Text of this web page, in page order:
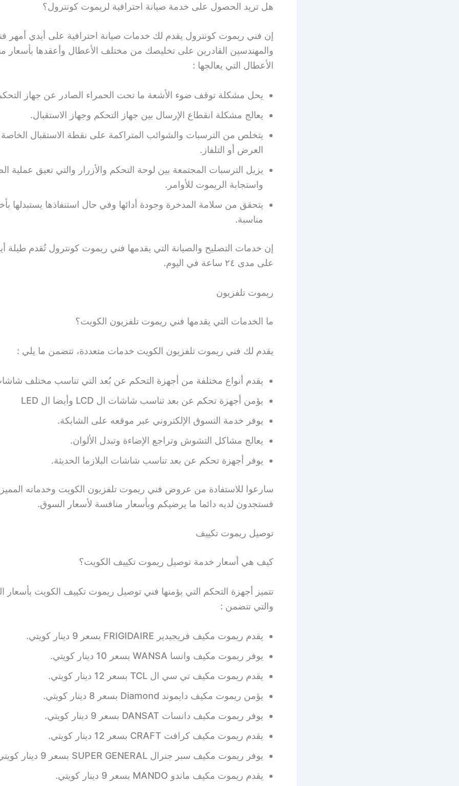
هل تريد الحصول على خدمة صيانة احترافية لريموت كونترول؟
إن فني ريموت كونترول يقدم لك خدمات صيانة احترافية على أيدي أمهر
والمهندسين القادرين على تخليصك من مختلف الأعطال وأعقدها بأسعار
الأعطال التي يعالجها :
يحل مشكلة توقف ضوء الأشعة ما تحت الحمراء الصادر عن جهاز
يعالج مشكلة انقطاع الإرسال بين جهاز التحكم وجهاز الاستقبال.
يتخلص من الترسبات والشوائب المتراكمة على نقطة الاستقبال
العرض أو التلفاز.
يزيل الترسبات المجتمعة بين لوحة التحكم والأزرار والتي تعيق عملية
واستجابة الريموت للأوامر.
يتحقق من سلامة المدخرة وجودة أدائها وفي حال استنفاذها يستبدلها
مناسبة.
إن خدمات التصليح والصيانة التي يقدمها فني ريموت كونترول تُقدم طيلة
على مدى ٢٤ ساعة في اليوم.
ريموت تلفزيون
ما الخدمات التي يقدمها فني ريموت تلفزيون الكويت؟
يقدم لك فني ريموت تلفزيون الكويت خدمات متعددة، تتضمن ما يلي :
يقدم أنواع مختلفة من أجهزة التحكم عن بُعد التي تناسب مختلف
يؤمن أجهزة تحكم عن بعد تناسب شاشات ال LCD وأيضا ال LED
يوفر خدمة التسوق الإلكتروني عبر موقعه على الشابكة.
يعالج مشاكل التشوش وتراجع الإضاءة وتبدل الألوان.
يوفر أجهزة تحكم عن بعد تناسب شاشات البلازما الحديثة.
سارعوا للاستفادة من عروض فني ريموت تلفزيون الكويت وخدماته
فستجدون لديه دائما ما يرضيكم وبأسعار منافسة لأسعار السوق.
توصيل ريموت تكييف
كيف هي أسعار خدمة توصيل ريموت تكييف الكويت؟
تتميز أجهزة التحكم التي يؤمنها فني توصيل ريموت تكييف الكويت بأسعار
والتي تتضمن :
يقدم ريموت مكيف فريجيدير FRIGIDAIRE بسعر 9 دينار كويتي.
يوفر ريموت مكيف وانسا WANSA بسعر 10 دينار كويتي.
يقدم ريموت مكيف تي سي ال TCL بسعر 12 دينار كويتي.
يؤمن ريموت مكيف دايموند Diamond بسعر 8 دينار كويتي.
يوفر ريموت مكيف دانسات DANSAT بسعر 9 دينار كويتي.
يقدم ريموت مكيف كرافت CRAFT بسعر 12 دينار كويتي.
يوفر ريموت مكيف سبر جنرال SUPER GENERAL بسعر 9 دينار كويتي.
يقدم ريموت مكيف ماندو MANDO بسعر 9 دينار كويتي.